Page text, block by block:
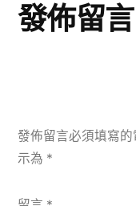
發佈留言
發佈留言必須填寫的
示為 *